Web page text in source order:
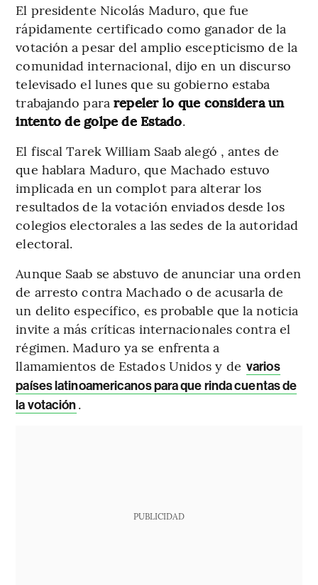
El presidente Nicolás Maduro, que fue
rápidamente certificado como ganador de la
votación a pesar del amplio escepticismo de la
comunidad internacional, dijo en un discurso
televisado el lunes que su gobierno estaba
trabajando para repeler lo que considera un
intento de golpe de Estado.
El fiscal Tarek William Saab alegó , antes de
que hablara Maduro, que Machado estuvo
implicada en un complot para alterar los
resultados de la votación enviados desde los
colegios electorales a las sedes de la autoridad
electoral.
Aunque Saab se abstuvo de anunciar una orden
de arresto contra Machado o de acusarla de
un delito específico, es probable que la noticia
invite a más críticas internacionales contra el
régimen. Maduro ya se enfrenta a
llamamientos de Estados Unidos y de varios
países latinoamericanos para que rinda cuentas de
la votación.
PUBLICIDAD